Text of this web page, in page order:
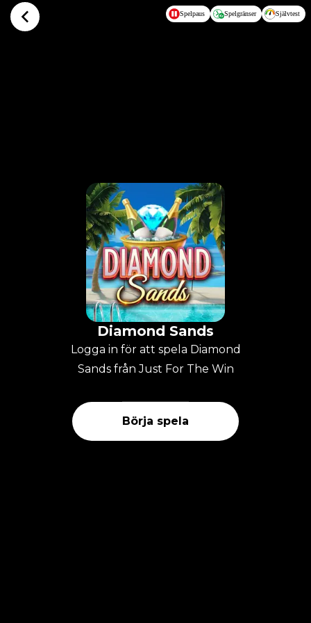
Hoppa till huvudinnehållet Spelpaus Spelgränser Självtest
Diamond Sands
Logga in för att spela Diamond
Sands från Just For The Win
Börja spela